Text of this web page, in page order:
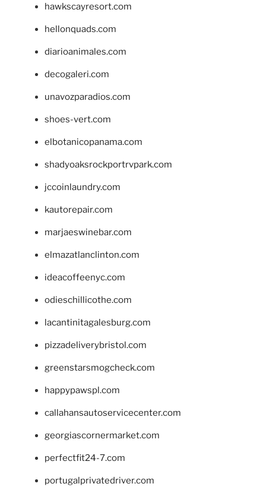
hawkscayresort.com
hellonquads.com
diarioanimales.com
decogaleri.com
unavozparadios.com
shoes-vert.com
elbotanicopanama.com
shadyoaksrockportrvpark.com
jccoinlaundry.com
kautorepair.com
marjaeswinebar.com
elmazatlanclinton.com
ideacoffeenyc.com
odieschillicothe.com
lacantinitagalesburg.com
pizzadeliverybristol.com
greenstarsmogcheck.com
happypawspl.com
callahansautoservicecenter.com
georgiascornermarket.com
perfectfit24-7.com
portugalprivatedriver.com